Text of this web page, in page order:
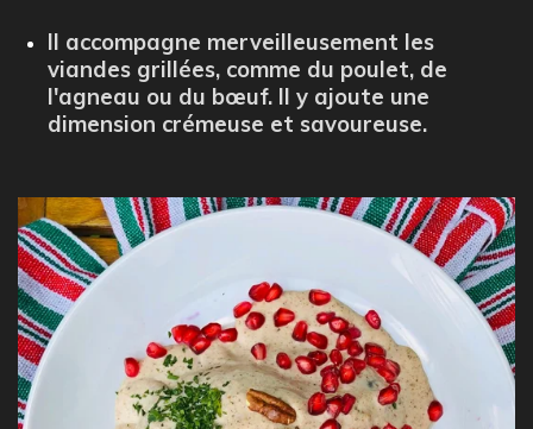
Il accompagne merveilleusement les
viandes grillées, comme du poulet, de
l'agneau ou du bœuf. Il y ajoute une
dimension crémeuse et savoureuse.